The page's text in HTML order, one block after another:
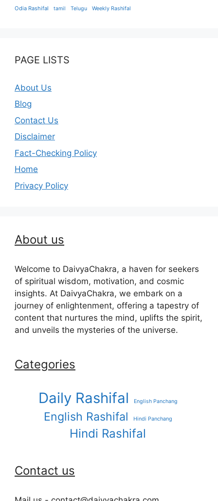
Odia Rashifal tamil Telugu Weekly Rashifal
PAGE LISTS
About Us
Blog
Contact Us
Disclaimer
Fact-Checking Policy
Home
Privacy Policy
About us
Welcome to DaivyaChakra, a haven for seekers
of spiritual wisdom, motivation, and cosmic
insights. At DaivyaChakra, we embark on a
journey of enlightenment, offering a tapestry of
content that nurtures the mind, uplifts the spirit,
and unveils the mysteries of the universe.
Categories
Daily Rashifal English Panchang
English Rashifal Hindi Panchang
Hindi Rashifal
Contact us